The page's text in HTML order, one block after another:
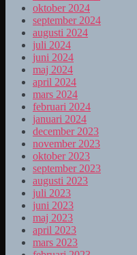
oktober 2024
september 2024
augusti 2024
juli 2024
juni 2024
maj 2024
april 2024
mars 2024
februari 2024
januari 2024
december 2023
november 2023
oktober 2023
september 2023
augusti 2023
juli 2023
juni 2023
maj 2023
april 2023
mars 2023